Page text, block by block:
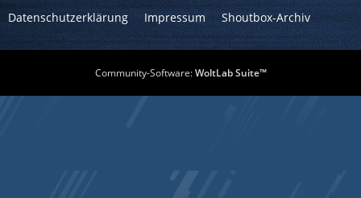
Datenschutzerklärung Impressum Shoutbox-Archiv
Community-Software:WoltLab Suite™